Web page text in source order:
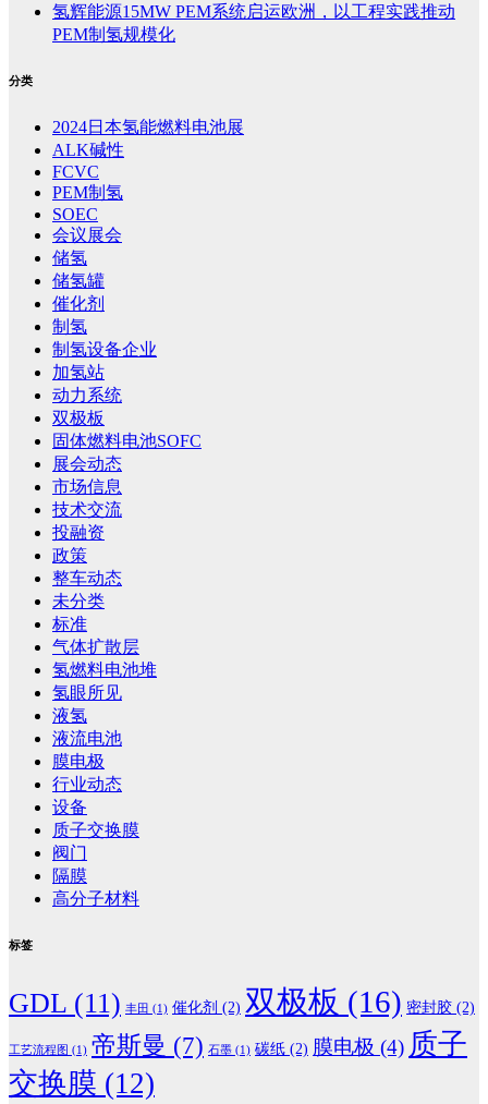
氢辉能源15MW PEM系统启运欧洲，以工程实践推动
PEM制氢规模化
分类
2024日本氢能燃料电池展
ALK碱性
FCVC
PEM制氢
SOEC
会议展会
储氢
储氢罐
催化剂
制氢
制氢设备企业
加氢站
动力系统
双极板
固体燃料电池SOFC
展会动态
市场信息
技术交流
投融资
政策
整车动态
未分类
标准
气体扩散层
氢燃料电池堆
氢眼所见
液氢
液流电池
膜电极
行业动态
设备
质子交换膜
阀门
隔膜
高分子材料
标签
GDL (11) 丰田 (1) 催化剂 (2) 双极板 (16) 密封胶 (2)
工艺流程图 (1) 帝斯曼 (7) 石墨 (1) 碳纸 (2) 膜电极 (4) 质子
交换膜 (12)